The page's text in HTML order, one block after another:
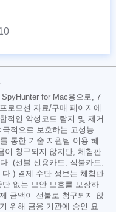
for Mac용으로, 7
로모션 자료/구매 페이지에
적인 악성코드 탐지 및 제거
적으로 보호하는 고성능
통한 기술 지원팀 이용 혜
이 청구되지 않지만, 체험판
. (선불 신용카드, 직불카드,
.) 결제 수단 정보는 체험판
없는 보안 보호를 보장하
금액이 선불로 청구되지 않
위해 금융 기관에 승인 요